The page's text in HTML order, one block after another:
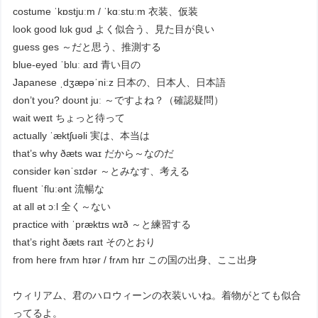
costume ˈkɒstjuːm / ˈkɑːstuːm 衣装、仮装
look good lʊk ɡʊd よく似合う、見た目が良い
guess ɡes ～だと思う、推測する
blue-eyed ˈbluː aɪd 青い目の
Japanese ˌdʒæpəˈniːz 日本の、日本人、日本語
don’t you? doʊnt juː ～ですよね？（確認疑問）
wait weɪt ちょっと待って
actually ˈæktʃuəli 実は、本当は
that’s why ðæts waɪ だから～なのだ
consider kənˈsɪdər ～とみなす、考える
fluent ˈfluːənt 流暢な
at all ət ɔːl 全く～ない
practice with ˈpræktɪs wɪð ～と練習する
that’s right ðæts raɪt そのとおり
from here frʌm hɪər / frʌm hɪr この国の出身、ここ出身
ウィリアム、君のハロウィーンの衣装いいね。着物がとても似合
ってるよ。